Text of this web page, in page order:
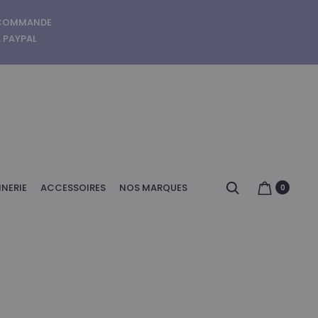
ACCESSOIRES NOS MARQUES Search 0